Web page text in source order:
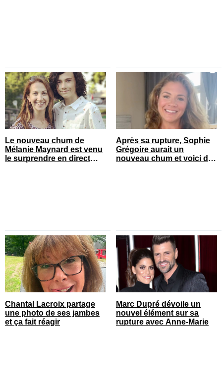
Le nouveau chum de
Mélanie Maynard est venu
le surprendre en direct
Après sa rupture, Sophie
Grégoire aurait un
nouveau chum et voici de
Chantal Lacroix partage
une photo de ses jambes
et ça fait réagir
Marc Dupré dévoile un
nouvel élément sur sa
rupture avec Anne-Marie